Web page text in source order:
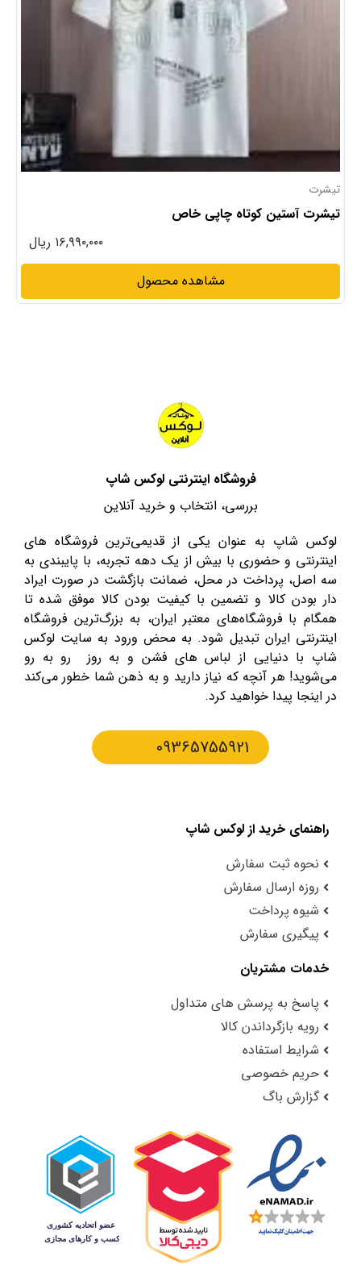
تیشرت
تیشرت آستین کوتاه چاپی خاص
۱۶,۹۹۰,۰۰۰ ریال
مشاهده محصول
فروشگاه اینترنتی لوکس شاپ
بررسی، انتخاب و خرید آنلاین
لوکس شاپ به عنوان یکی از قدیمی‌ترین فروشگاه های
اینترنتی و حضوری با بیش از یک دهه تجربه، با پایبندی به
سه اصل، پرداخت در محل، ضمانت بازگشت در صورت ایراد
دار بودن کالا و تضمین با کیفیت بودن کالا موفق شده تا
همگام با فروشگاه‌های معتبر ایران، به بزرگ‌ترین فروشگاه
اینترنتی ایران تبدیل شود. به محض ورود به سایت لوکس
شاپ با دنیایی از لباس های فشن و به روز رو به رو
می‌شوید! هر آنچه که نیاز دارید و به ذهن شما خطور می‌کند
در اینجا پیدا خواهید کرد.
09365755921
راهنمای خرید از لوکس شاپ
نحوه ثبت سفارش
روزه ارسال سفارش
شیوه پرداخت
پیگیری سفارش
خدمات مشتریان
پاسخ به پرسش های متداول
رویه بازگرداندن کالا
شرایط استفاده
حریم خصوصی
گزارش باگ